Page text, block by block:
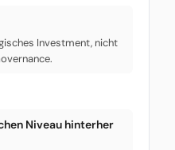
Investment, nicht
Niveau hinterher